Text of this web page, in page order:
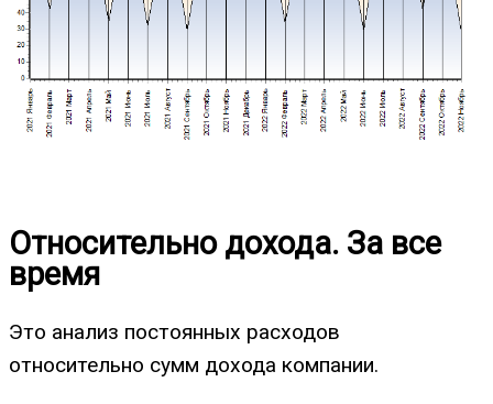
Относительно дохода. За все
время
Это анализ постоянных расходов
относительно сумм дохода компании.